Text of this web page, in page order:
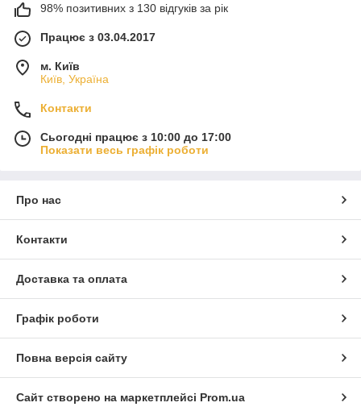
98% позитивних з 130 відгуків за рік
Працює з 03.04.2017
м. Київ
Київ, Україна
Контакти
Сьогодні працює з 10:00 до 17:00
Показати весь графік роботи
Про нас
Контакти
Доставка та оплата
Графік роботи
Повна версія сайту
Сайт створено на маркетплейсі Prom.ua